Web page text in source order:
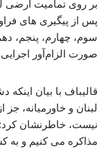
بر روی تمامیت ارضی
پس از پیگیری های
صورت الزام‌آور
قالیباف با بیان
لبنان و خاورمیانه،
نیست، خاطرنشان کرد:
مذاکره می کنیم و به